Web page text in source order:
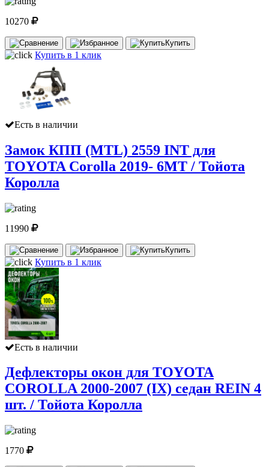
10270
Купить
Купить в 1 клик
Есть в наличии
Замок КПП (MTL) 2559 INT для
TOYOTA Corolla 2019- 6MT / Тойота
Королла
11990
Купить
Купить в 1 клик
Есть в наличии
Дефлекторы окон для TOYOTA
COROLLA 2000-2007 (IX) седан REIN 4
шт. / Тойота Королла
1770